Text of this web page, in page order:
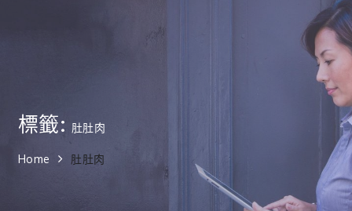
標籤: 肚肚肉
Home 肚肚肉